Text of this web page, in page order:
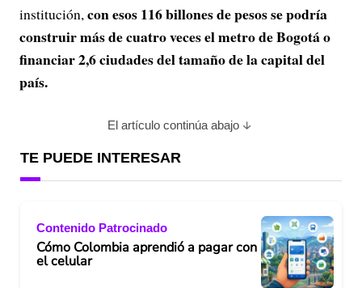
institución, con esos 116 billones de pesos se podría
construir más de cuatro veces el metro de Bogotá o
financiar 2,6 ciudades del tamaño de la capital del
país.
El artículo continúa abajo
TE PUEDE INTERESAR
Contenido Patrocinado
Cómo Colombia aprendió a pagar con
el celular